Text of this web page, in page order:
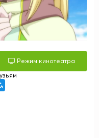
Режим кинотеатра